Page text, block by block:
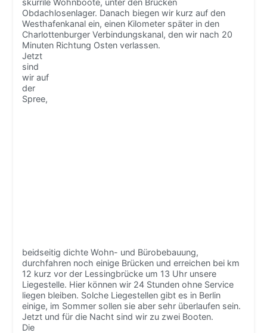
Obdachlosenlager. Danach biegen wir kurz auf den
Westhafenkanal ein, einen Kilometer später in den
Charlottenburger Verbindungskanal, den wir nach 20
Minuten Richtung Osten verlassen.
Jetzt
sind
wir auf
der
Spree,
beidseitig dichte Wohn- und Bürobebauung,
durchfahren noch einige Brücken und erreichen bei km
12 kurz vor der Lessingbrücke um 13 Uhr unsere
Liegestelle. Hier können wir 24 Stunden ohne Service
liegen bleiben. Solche Liegestellen gibt es in Berlin
einige, im Sommer sollen sie aber sehr überlaufen sein.
Jetzt und für die Nacht sind wir zu zwei Booten.
Die